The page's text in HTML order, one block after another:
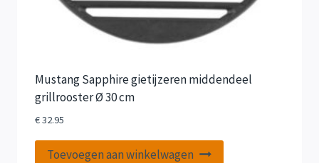
Mustang Sapphire gietijzeren middendeel
grillrooster Ø 30 cm
€32.95
Toevoegen aan winkelwagen